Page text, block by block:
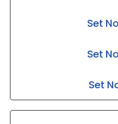
Set
Set
Set